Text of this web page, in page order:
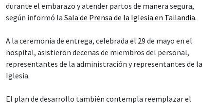
durante el embarazo y atender partos de manera segura,
según informó la Sala de Prensa de la Iglesia en Tailandia.
A la ceremonia de entrega, celebrada el 29 de mayo en el
hospital, asistieron decenas de miembros del personal,
representantes de la administración y representantes de la
Iglesia.
El plan de desarrollo también contempla reemplazar el